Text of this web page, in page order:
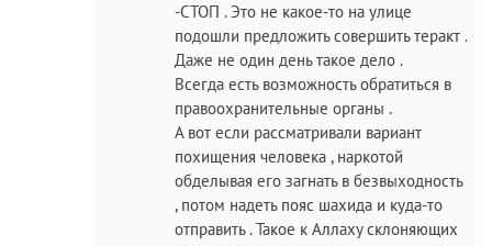
-СТОП . Это не какое-то на улице
подошли предложить совершить теракт .
Даже не один день такое дело .
Всегда есть возможность обратиться в
правоохранительные органы .
А вот если рассматривали вариант
похищения человека , наркотой
обделывая его загнать в безвыходность
, потом надеть пояс шахида и куда-то
отправить . Такое к Аллаху склоняющих